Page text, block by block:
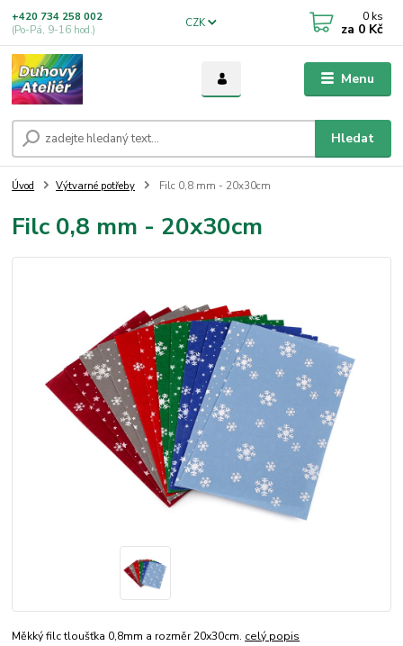
Menu
CZK
Hledat
+420 734 258 002
(Po-Pá, 9-16 hod.)
0 ks
za 0 Kč
Úvod Výtvarné potřeby Filc 0,8 mm - 20x30cm
Filc 0,8 mm - 20x30cm
Měkký filc tloušťka 0,8mm a rozměr 20x30cm. celý popis